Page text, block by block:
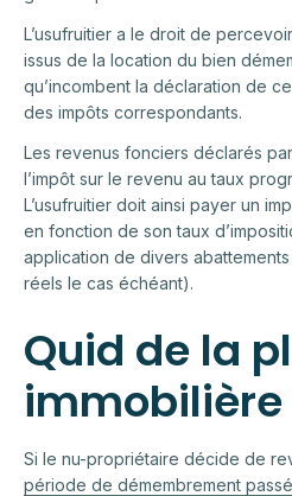
L’usufruitier a le droit de
issus de la location du bien
qu’incombent la déclaration de
des impôts correspondants.
Les revenus fonciers déclarés
l’impôt sur le revenu au taux
L’usufruitier doit ainsi payer un
en fonction de son taux
application de divers
réels le cas échéant).
Quid de la
immobilière
Si le nu-propriétaire décide de
période de démembrement